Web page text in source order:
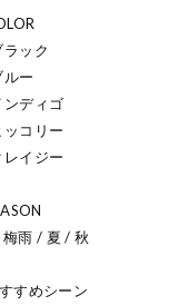
ラック
ルー
ンディゴ
ッコリー
レイジー
雨 / 夏 / 秋
すめシーン